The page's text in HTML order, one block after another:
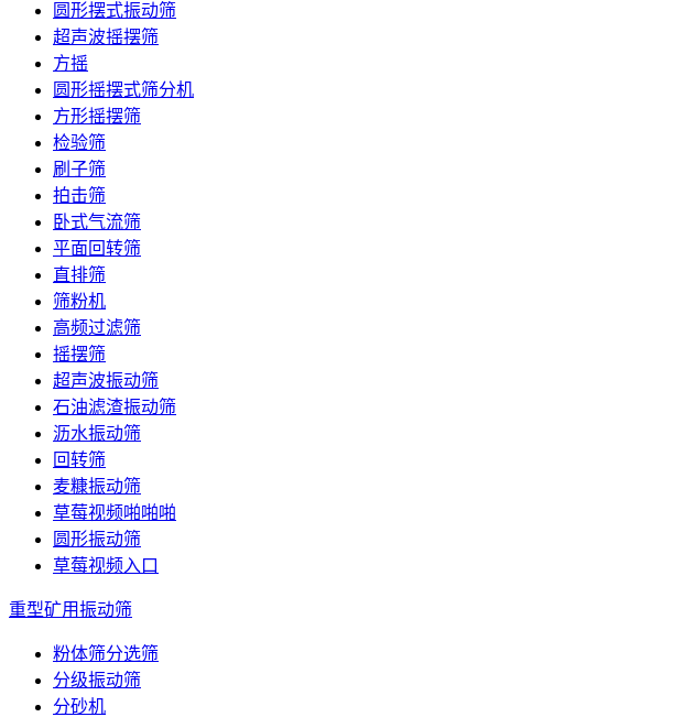
圆形摆式振动筛
超声波摇摆筛
方摇
圆形摇摆式筛分机
方形摇摆筛
检验筛
刷子筛
拍击筛
卧式气流筛
平面回转筛
直排筛
筛粉机
高频过滤筛
摇摆筛
超声波振动筛
石油滤渣振动筛
沥水振动筛
回转筛
麦糠振动筛
草莓视频啪啪啪
圆形振动筛
草莓视频入口
重型矿用振动筛
粉体筛分选筛
分级振动筛
分砂机